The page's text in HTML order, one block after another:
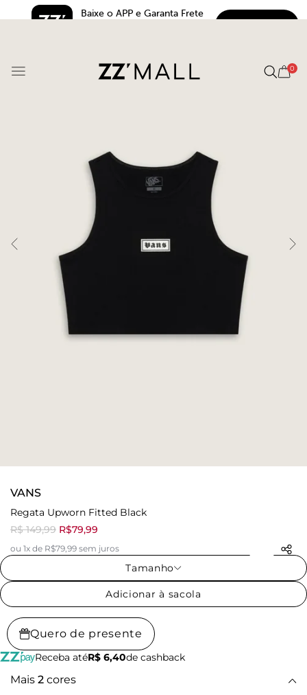
Baixe o APP e Garanta Frete
0
VANS
Regata Upworn Fitted Black
R$ 149,99 R$79,99
ou 1x de R$79,99 sem juros
Tamanho
Adicionar à sacola
Quero de presente
Receba atéR$ 6,40de cashback
Mais 2 cores